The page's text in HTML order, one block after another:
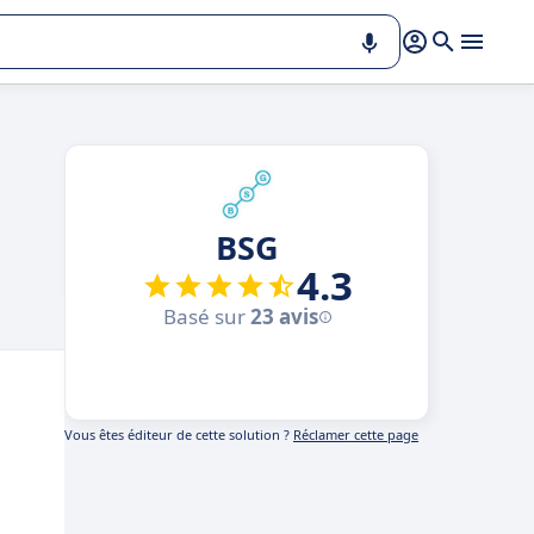
BSG
4.3
Basé sur23 avis
Vous êtes éditeur de cette solution ? Réclamer cette page